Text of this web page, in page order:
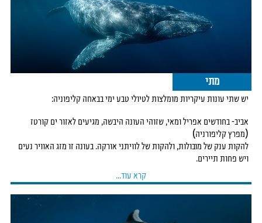
החיבור ביניהם, מהווים מוקדים חשובים ביותר בנדידתם של בעלי חיים רבים בין
וכמו כן זהו ביתם של סוגים רבים של בעלי חיים שאותם ניתן לפגוש ביעדים אלו לאורך
מתי
יש שתי עונות עיקריות מומלצות לטיולי טבע ימי בבאחה קליפוניה:
אביב- בחודשים אפריל ומאי, שזוהי העונה היבשה, מגיעים לאזור ים קורטז
(מפרץ קליפורניה)
להקות ענק של מובולות, ולהקות של לוויתני אורקה. בעונה זו מזג האוויר נעים
ויש פחות תיירים.
סוף הסתיו- בחודשים נובמבר- דצמבר, מגיעים לאזור באיה מגדלנה כמויות
סרדינים אדירות,
קרא עוד...